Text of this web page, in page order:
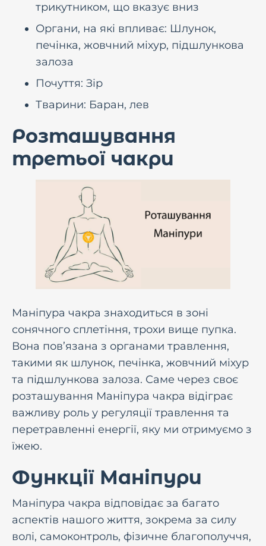
трикутником, що вказує вниз
Органи, на які впливає: Шлунок,
печінка, жовчний міхур, підшлункова
залоза
Почуття: Зір
Тварини: Баран, лев
Розташування
третьої чакри
Маніпура чакра знаходиться в зоні
сонячного сплетіння, трохи вище пупка.
Вона пов’язана з органами травлення,
такими як шлунок, печінка, жовчний міхур
та підшлункова залоза. Саме через своє
розташування Маніпура чакра відіграє
важливу роль у регуляції травлення та
перетравленні енергії, яку ми отримуємо з
їжею.
Функції Маніпури
Маніпура чакра відповідає за багато
аспектів нашого життя, зокрема за силу
волі, самоконтроль, фізичне благополуччя,